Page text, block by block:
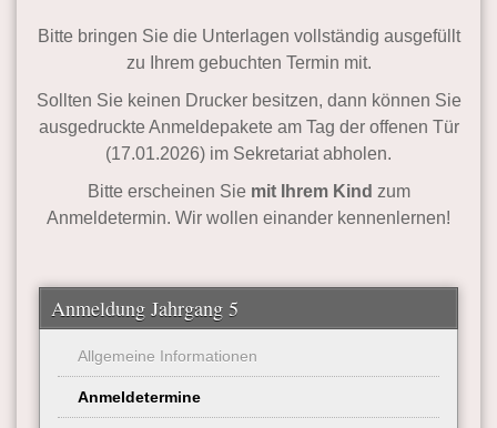
Bitte bringen Sie die Unterlagen vollständig ausgefüllt
zu Ihrem gebuchten Termin mit.
Sollten Sie keinen Drucker besitzen, dann können Sie
ausgedruckte Anmeldepakete am Tag der offenen Tür
(17.01.2026) im Sekretariat abholen.
Bitte erscheinen Sie mit Ihrem Kind zum
Anmeldetermin. Wir wollen einander kennenlernen!
Anmeldung Jahrgang 5
Allgemeine Informationen
Anmeldetermine